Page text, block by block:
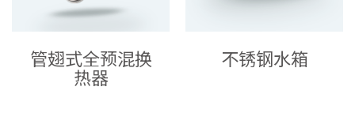
管翅式全预混换
热器
不锈钢水箱